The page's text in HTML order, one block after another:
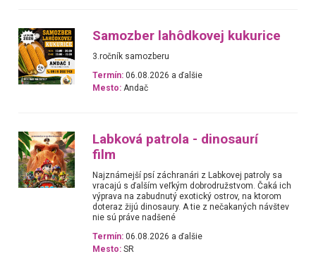
Samozber lahôdkovej kukurice
3.ročník samozberu
Termín: 06.08.2026 a ďalšie
Mesto: Andač
Labková patrola - dinosaurí
film
Najznámejší psí záchranári z Labkovej patroly sa
vracajú s ďalším veľkým dobrodružstvom. Čaká ich
výprava na zabudnutý exotický ostrov, na ktorom
doteraz žijú dinosaury. A tie z nečakaných návštev
nie sú práve nadšené
Termín: 06.08.2026 a ďalšie
Mesto: SR